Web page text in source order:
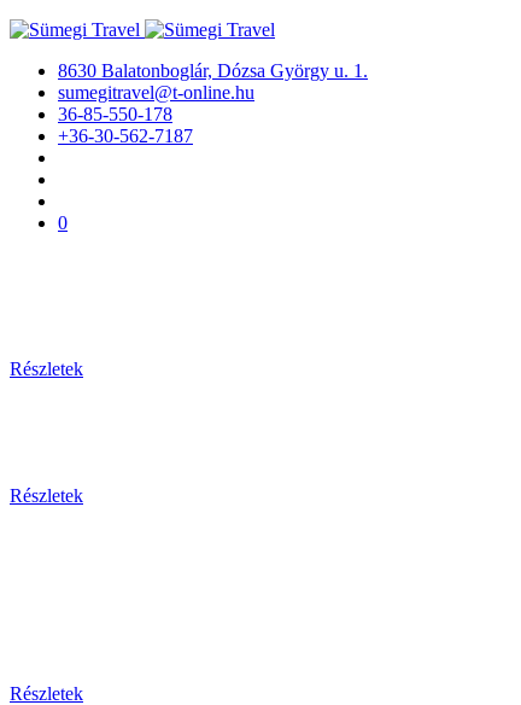
8630 Balatonboglár, Dózsa György u. 1.
sumegitravel@t-online.hu
36-85-550-178
+36-30-562-7187
0
Részletek
Részletek
Részletek